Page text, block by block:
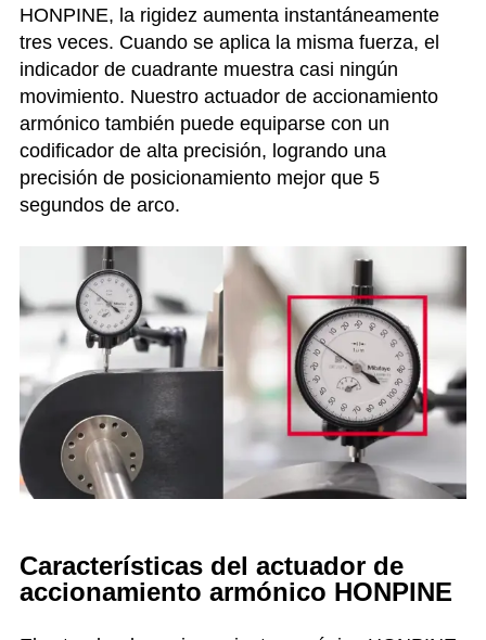
HONPINE, la rigidez aumenta instantáneamente
tres veces. Cuando se aplica la misma fuerza, el
indicador de cuadrante muestra casi ningún
movimiento. Nuestro actuador de accionamiento
armónico también puede equiparse con un
codificador de alta precisión, logrando una
precisión de posicionamiento mejor que 5
segundos de arco.
Características del actuador de
accionamiento armónico HONPINE